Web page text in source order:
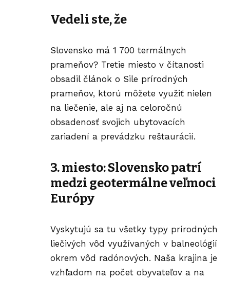
Vedeli ste, že
Slovensko má 1 700 termálnych
prameňov? Tretie miesto v čítanosti
obsadil článok o Sile prírodných
prameňov, ktorú môžete využiť nielen
na liečenie, ale aj na celoročnú
obsadenosť svojich ubytovacích
zariadení a prevádzku reštaurácií.
3. miesto: Slovensko patrí
medzi geotermálne veľmoci
Európy
Vyskytujú sa tu všetky typy prírodných
liečivých vôd využívaných v balneológií
okrem vôd radónových. Naša krajina je
vzhľadom na počet obyvateľov a na